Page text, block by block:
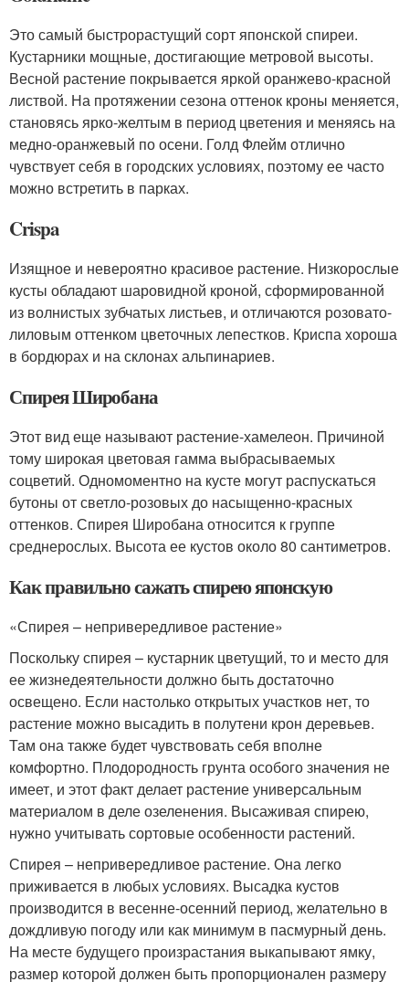
Это самый быстрорастущий сорт японской спиреи.
Кустарники мощные, достигающие метровой высоты.
Весной растение покрывается яркой оранжево-красной
листвой. На протяжении сезона оттенок кроны меняется,
становясь ярко-желтым в период цветения и меняясь на
медно-оранжевый по осени. Голд Флейм отлично
чувствует себя в городских условиях, поэтому ее часто
можно встретить в парках.
Crispa
Изящное и невероятно красивое растение. Низкорослые
кусты обладают шаровидной кроной, сформированной
из волнистых зубчатых листьев, и отличаются розовато-
лиловым оттенком цветочных лепестков. Криспа хороша
в бордюрах и на склонах альпинариев.
Спирея Широбана
Этот вид еще называют растение-хамелеон. Причиной
тому широкая цветовая гамма выбрасываемых
соцветий. Одномоментно на кусте могут распускаться
бутоны от светло-розовых до насыщенно-красных
оттенков. Спирея Широбана относится к группе
среднерослых. Высота ее кустов около 80 сантиметров.
Как правильно сажать спирею японскую
«Спирея – непривередливое растение»
Поскольку спирея – кустарник цветущий, то и место для
ее жизнедеятельности должно быть достаточно
освещено. Если настолько открытых участков нет, то
растение можно высадить в полутени крон деревьев.
Там она также будет чувствовать себя вполне
комфортно. Плодородность грунта особого значения не
имеет, и этот факт делает растение универсальным
материалом в деле озеленения. Высаживая спирею,
нужно учитывать сортовые особенности растений.
Спирея – непривередливое растение. Она легко
приживается в любых условиях. Высадка кустов
производится в весенне-осенний период, желательно в
дождливую погоду или как минимум в пасмурный день.
На месте будущего произрастания выкапывают ямку,
размер которой должен быть пропорционален размеру